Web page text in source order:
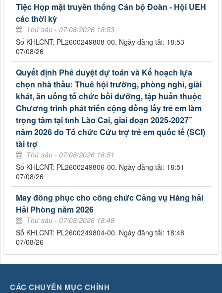
Tiệc Họp mặt truyền thống Cán bộ Đoàn - Hội UEH
các thời kỳ
Thứ sáu - 07/08/2026 18:53
Số KHLCNT: PL2600249808-00. Ngày đăng tải: 18:53
07/08/26
Quyết định Phê duyệt dự toán và Kế hoạch lựa
chọn nhà thầu: Thuê hội trường, phòng nghỉ, giải
khát, ăn uống tổ chức bồi dưỡng, tập huấn thuộc
Chương trình phát triển cộng đồng lấy trẻ em làm
trọng tâm tại tỉnh Lào Cai, giai đoạn 2025-2027”
năm 2026 do Tổ chức Cứu trợ trẻ em quốc tế (SCI)
tài trợ
Thứ sáu - 07/08/2026 18:51
Số KHLCNT: PL2600249806-00. Ngày đăng tải: 18:51
07/08/26
May đồng phục cho công chức Cảng vụ Hàng hải
Hải Phòng năm 2026
Thứ sáu - 07/08/2026 18:48
Số KHLCNT: PL2600249804-00. Ngày đăng tải: 18:48
07/08/26
CÁC CHUYÊN MỤC CHÍNH